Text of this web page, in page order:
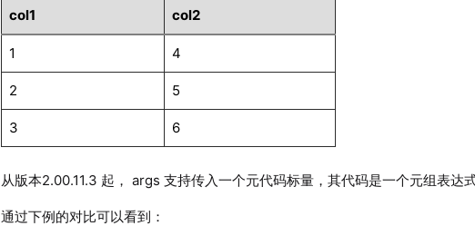
col1 col2
1 4
2 5
3 6
从版本2.00.11.3 起， args 支持传入一个元代码标量，其代码是一个元组表达式
通过下例的对比可以看到：